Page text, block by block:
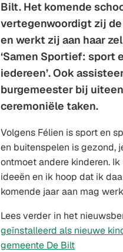
Bilt. Het komende
vertegenwoordigt zij
en werkt zij aan haar
‘Samen Sportief: sport
iedereen’. Ook
burgemeester bij
ceremoniële taken.
Volgens Félien is sport en
en buitenspelen is gezond,
ontmoet andere kinderen.
ideeën en ik hoop dat ik
komende jaar aan mag
Lees verder in het
geïnstalleerd als nieuwe
gemeente De Bilt